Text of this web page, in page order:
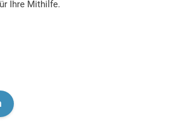
Ihre Mithilfe.